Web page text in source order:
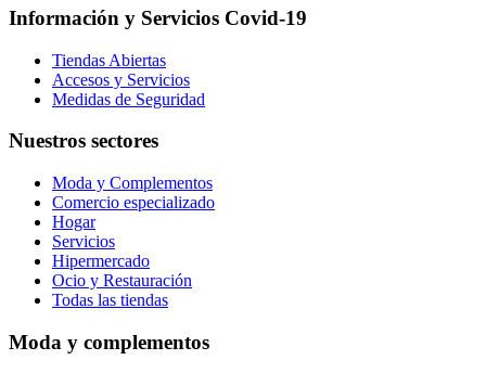
Información y Servicios Covid-19
Tiendas Abiertas
Accesos y Servicios
Medidas de Seguridad
Nuestros sectores
Moda y Complementos
Comercio especializado
Hogar
Servicios
Hipermercado
Ocio y Restauración
Todas las tiendas
Moda y complementos